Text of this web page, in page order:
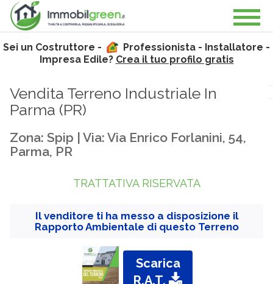
Sei un Costruttore -
Professionista - Installatore -
Impresa Edile? Crea il tuo profilo gratis
Vendita Terreno Industriale In
Parma (PR)
Zona: Spip | Via: Via Enrico Forlanini, 54,
Parma, PR
TRATTATIVA RISERVATA
Il venditore ti ha messo a disposizione il
Rapporto Ambientale di questo Terreno
Scarica
R.A.T.